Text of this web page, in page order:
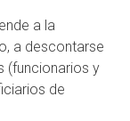
a la
a descontarse
(funcionarios y
de